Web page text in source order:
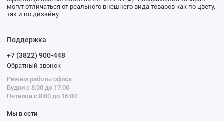
могут отличаться от реального внешнего вида товаров как по цвету,
так и по дизайну.
Поддержка
+7 (3822) 900-448
Обратный звонок
Режим работы офиса
Будни с 8:00 до 17:00
Пятница с 8:00 до 16:00
Мы в сети